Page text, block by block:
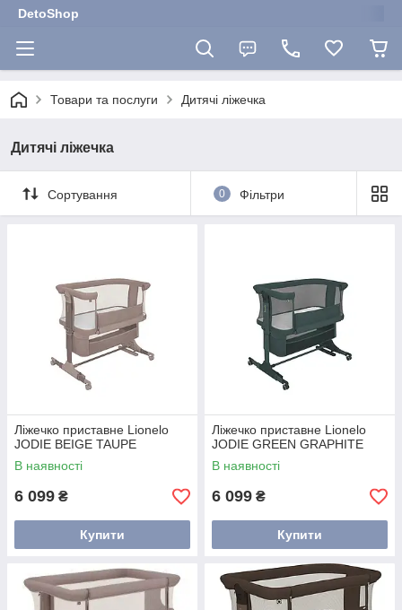
DetoShop
Товари та послуги Дитячі ліжечка
Дитячі ліжечка
Сортування 0 Фільтри
Ліжечко приставне Lionelo
JODIE BEIGE TAUPE
В наявності
6 099 ₴
Купити
Ліжечко приставне Lionelo
JODIE GREEN GRAPHITE
В наявності
6 099 ₴
Купити